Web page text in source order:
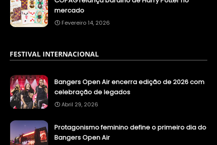
mercado
Fevereiro 14, 2026
FESTIVAL INTERNACIONAL
Bangers Open Air encerra edição de 2026 com
celebração de legados
Abril 29, 2026
Protagonismo feminino define o primeiro dia do
Bangers Open Air